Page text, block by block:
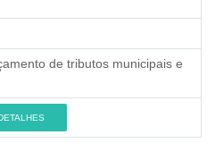
de tributos municipais e